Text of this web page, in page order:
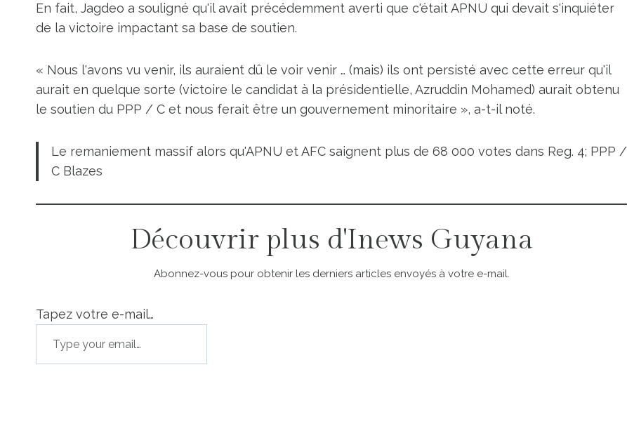
En fait, Jagdeo a souligné qu'il avait précédemment averti que c'était APNU qui devait s'inquiéter
de la victoire impactant sa base de soutien.
« Nous l'avons vu venir, ils auraient dû le voir venir … (mais) ils ont persisté avec cette erreur qu'il
aurait en quelque sorte (victoire le candidat à la présidentielle, Azruddin Mohamed) aurait obtenu
le soutien du PPP / C et nous ferait être un gouvernement minoritaire », a-t-il noté.
Le remaniement massif alors qu'APNU et AFC saignent plus de 68 000 votes dans Reg. 4; PPP /
C Blazes
Découvrir plus d'Inews Guyana
Abonnez-vous pour obtenir les derniers articles envoyés à votre e-mail.
Tapez votre e-mail…